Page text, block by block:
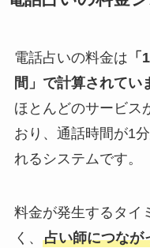
電話占いの料金は
間」で計算されてい
ほとんどのサービス
おり、通話時間が1
れるシステムです。
料金が発生するタイ
く、 占い師につなが